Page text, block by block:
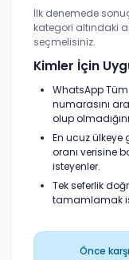
İlk denemede
kategori altındaki
seçmelisiniz.
Kimler İçin
WhatsApp
numarasını
olup
En ucuz ülkeye
oranı verisine
isteyenler.
Tek seferlik
tamamlamak
Önce